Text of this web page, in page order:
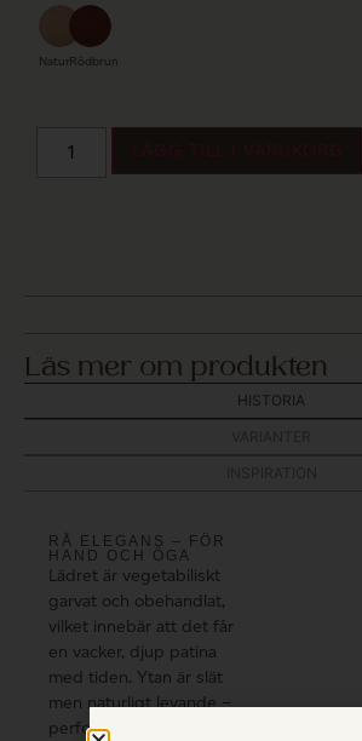
NaturRödbrun
LÄGG TILL I VARUKORG
Läs mer om produkten
HISTORIA
RÅ ELEGANS – FÖR
HAND OCH ÖGA
Lädret är vegetabiliskt
garvat och obehandlat,
vilket innebär att det får
en vacker, djup patina
med tiden. Ytan är slät
men naturligt levande –
perfekt för både optiska